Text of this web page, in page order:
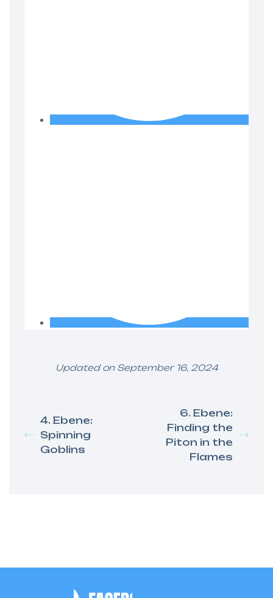
Updated on September 16, 2024
4. Ebene:
Spinning
Goblins
6. Ebene:
Finding the
Piton in the
Flames